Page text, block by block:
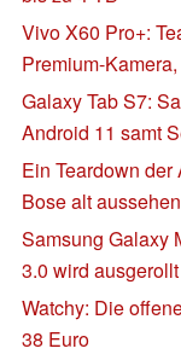
Vivo X60 Pro+:
Premium-
Galaxy Tab S7:
Android 11 samt
Ein Teardown
Bose alt aussehen
Samsung Galaxy
3.0 wird ausgerollt
Watchy: Die
38 Euro